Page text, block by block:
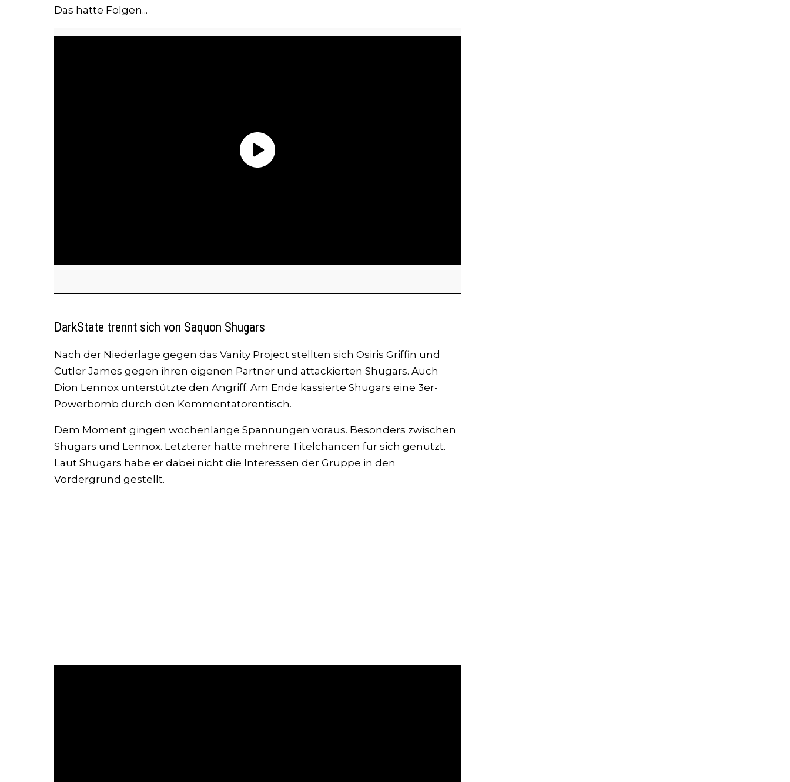
Das hatte Folgen...
DarkState trennt sich von Saquon Shugars
Nach der Niederlage gegen das Vanity Project stellten sich Osiris Griffin und
Cutler James gegen ihren eigenen Partner und attackierten Shugars. Auch
Dion Lennox unterstützte den Angriff. Am Ende kassierte Shugars eine 3er-
Powerbomb durch den Kommentatorentisch.
Dem Moment gingen wochenlange Spannungen voraus. Besonders zwischen
Shugars und Lennox. Letzterer hatte mehrere Titelchancen für sich genutzt.
Laut Shugars habe er dabei nicht die Interessen der Gruppe in den
Vordergrund gestellt.